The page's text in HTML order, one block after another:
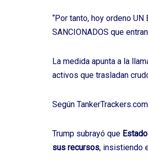
“Por tanto, hoy ordeno UN
SANCIONADOS que
La medida apunta a la
activos que trasladan
Según
Trump subrayó que
sus recursos, insistiendo